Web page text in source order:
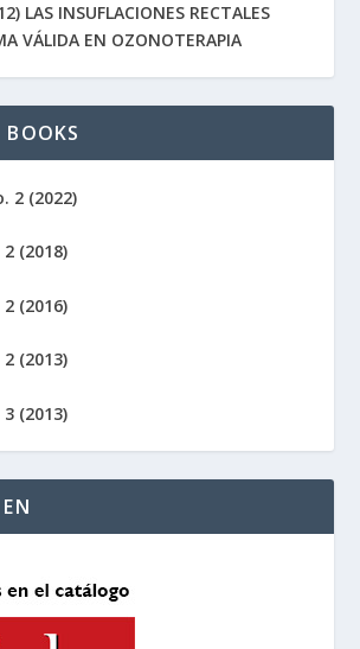
LAS INSUFLACIONES RECTALES
VÁLIDA EN OZONOTERAPIA
2 (2022)
(2018)
(2016)
(2013)
(2013)